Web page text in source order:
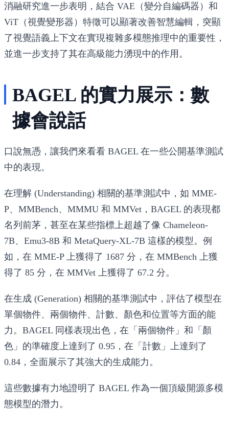
消融研究進一步表明，結合 VAE（變分自編碼器）和
ViT（視覺變形器）特徵可以顯著改善智慧編輯，突顯
了視覺語義上下文在實現複雜多模態推理中的重要性，
並進一步支持了其在高級能力湧現中的作用。
BAGEL 的實力展示：數
據會說話
口說無憑，讓我們來看看 BAGEL 在一些公開基準測試
中的表現。
在理解 (Understanding) 相關的基準測試中，如 MME-
P、MMBench、MMMU 和 MMVet，BAGEL 的表現都
名列前茅，甚至在某些指標上超越了像 Chameleon-
7B、Emu3-8B 和 MetaQuery-XL-7B 這樣的模型。例
如，在 MME-P 上獲得了 1687 分，在 MMBench 上獲
得了 85 分，在 MMVet 上獲得了 67.2 分。
在生成 (Generation) 相關的基準測試中，評估了模型在
單個物件、兩個物件、計數、顏色和位置等方面的能
力。BAGEL 同樣表現出色，在「兩個物件」和「顏
色」的準確度上達到了 0.95，在「計數」上達到了
0.84，全面展示了其強大的生成能力。
這些數據有力地證明了 BAGEL 作為一個頂級開源多模
態模型的潛力。